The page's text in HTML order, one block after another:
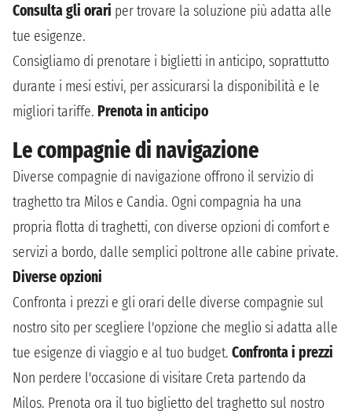
Consulta gli orari per trovare la soluzione più adatta alle
tue esigenze.
Consigliamo di prenotare i biglietti in anticipo, soprattutto
durante i mesi estivi, per assicurarsi la disponibilità e le
migliori tariffe. Prenota in anticipo
Le compagnie di navigazione
Diverse compagnie di navigazione offrono il servizio di
traghetto tra Milos e Candia. Ogni compagnia ha una
propria flotta di traghetti, con diverse opzioni di comfort e
servizi a bordo, dalle semplici poltrone alle cabine private.
Diverse opzioni
Confronta i prezzi e gli orari delle diverse compagnie sul
nostro sito per scegliere l'opzione che meglio si adatta alle
tue esigenze di viaggio e al tuo budget. Confronta i prezzi
Non perdere l'occasione di visitare Creta partendo da
Milos. Prenota ora il tuo biglietto del traghetto sul nostro